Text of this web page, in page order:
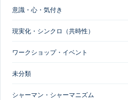
意識・心・気付き
現実化・シンクロ（共時性）
ワークショップ・イベント
未分類
シャーマン・シャーマニズム